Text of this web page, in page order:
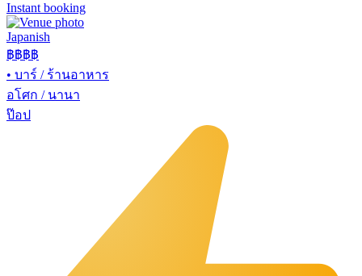
Instant booking
Japanish
฿฿฿฿
• บาร์ / ร้านอาหาร
อโศก / นานา
ป๊อป